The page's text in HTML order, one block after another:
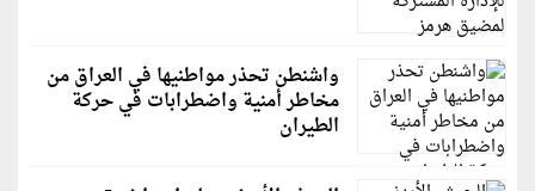
واشنطن تحذر مواطنيها في العراق من
مخاطر أمنية واضطرابات في حركة
الطيران